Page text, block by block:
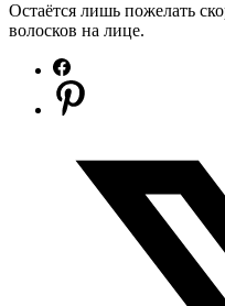
Остаётся лишь пожелать
волосков на лице.